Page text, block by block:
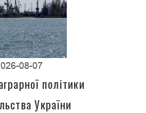
08-07
політики
України